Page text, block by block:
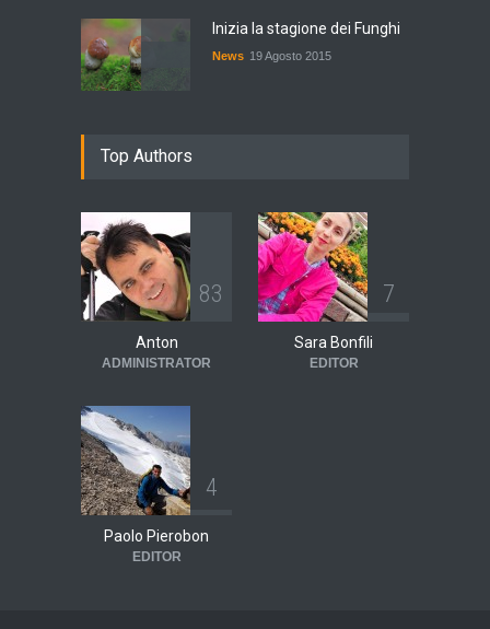
Inizia la stagione dei Funghi
News 19 Agosto 2015
Top Authors
83
Anton
ADMINISTRATOR
7
Sara Bonfili
EDITOR
4
Paolo Pierobon
EDITOR